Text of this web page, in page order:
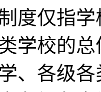
仅指学
学校的
、各级